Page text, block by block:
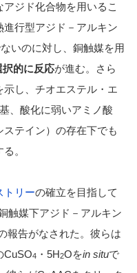
ジド化合物を用いるこ
行型アジド－アルキン
いのに対し、銅触媒を用
択的に反応が進む。さら
示し、チオエステル・エ
、酸化に弱いアミノ酸
ステイン）の存在下でも
。
トリーの確立を目指して
触媒下アジド－アルキン
報告がなされた。彼らは
CuSO4 ・5H2Oをin situで